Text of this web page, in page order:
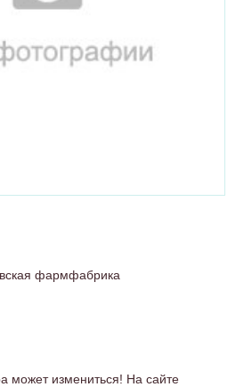
фармфабрика
может измениться! На сайте